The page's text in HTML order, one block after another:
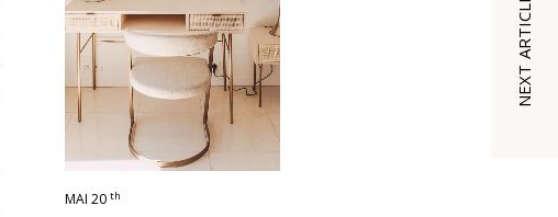
MAI 20 th
NEXT ARTICLE